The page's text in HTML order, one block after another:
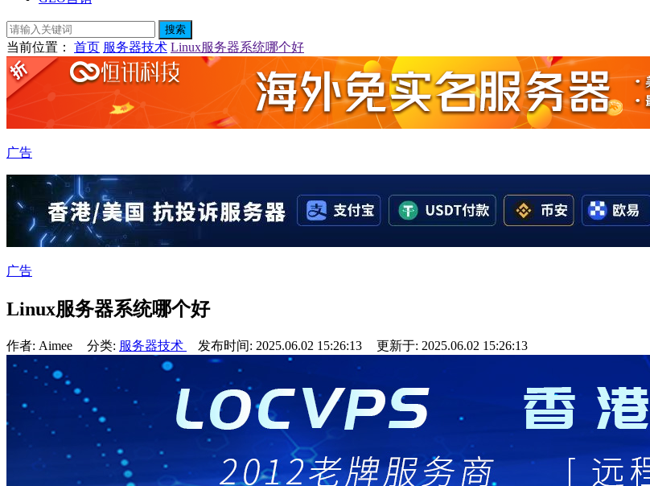
搜索
当前位置 ： 首页 服务器技术 Linux服务器系统哪个好
广告
广告
Linux服务器系统哪个好
作者: Aimee 分类: 服务器技术 发布时间: 2025.06.02 15:26:13 更新于: 2025.06.02 15:26:13